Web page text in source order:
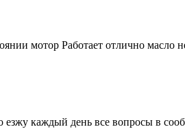
мотор Работает отлично масло
каждый день все вопросы в